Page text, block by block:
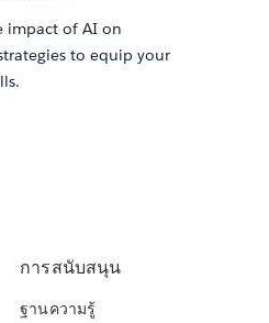
impact of AI on
to equip your
การสนับสนุน
ฐานความรู้